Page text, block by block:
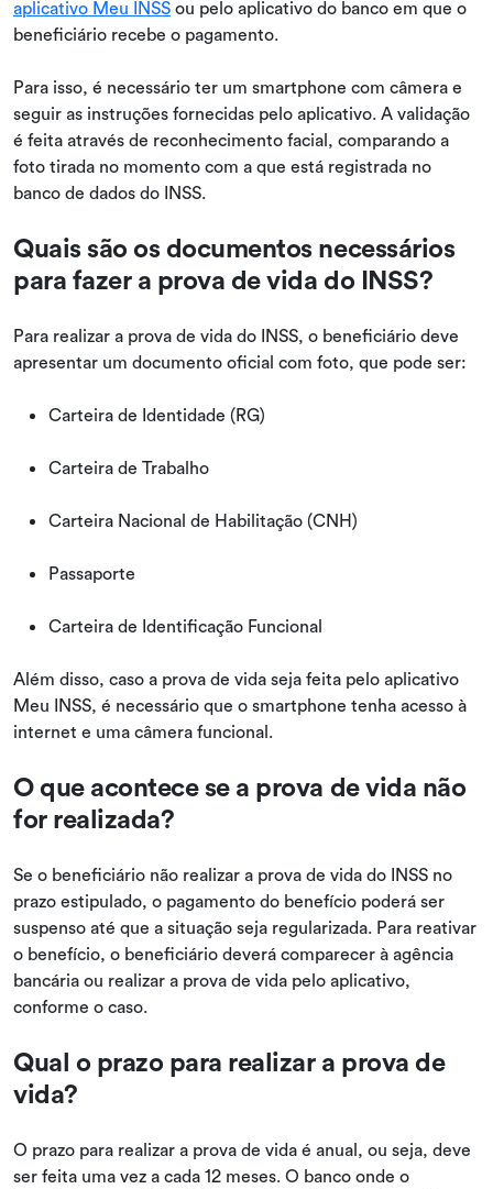
aplicativo Meu INSS ou pelo aplicativo do banco em que o
beneficiário recebe o pagamento.
Para isso, é necessário ter um smartphone com câmera e
seguir as instruções fornecidas pelo aplicativo. A validação
é feita através de reconhecimento facial, comparando a
foto tirada no momento com a que está registrada no
banco de dados do INSS.
Quais são os documentos necessários
para fazer a prova de vida do INSS?
Para realizar a prova de vida do INSS, o beneficiário deve
apresentar um documento oficial com foto, que pode ser:
Carteira de Identidade (RG)
Carteira de Trabalho
Carteira Nacional de Habilitação (CNH)
Passaporte
Carteira de Identificação Funcional
Além disso, caso a prova de vida seja feita pelo aplicativo
Meu INSS, é necessário que o smartphone tenha acesso à
internet e uma câmera funcional.
O que acontece se a prova de vida não
for realizada?
Se o beneficiário não realizar a prova de vida do INSS no
prazo estipulado, o pagamento do benefício poderá ser
suspenso até que a situação seja regularizada. Para reativar
o benefício, o beneficiário deverá comparecer à agência
bancária ou realizar a prova de vida pelo aplicativo,
conforme o caso.
Qual o prazo para realizar a prova de
vida?
O prazo para realizar a prova de vida é anual, ou seja, deve
ser feita uma vez a cada 12 meses. O banco onde o